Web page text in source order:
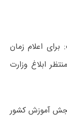
اعلام زمان
ابلاغ وزارت
آموزش کشور